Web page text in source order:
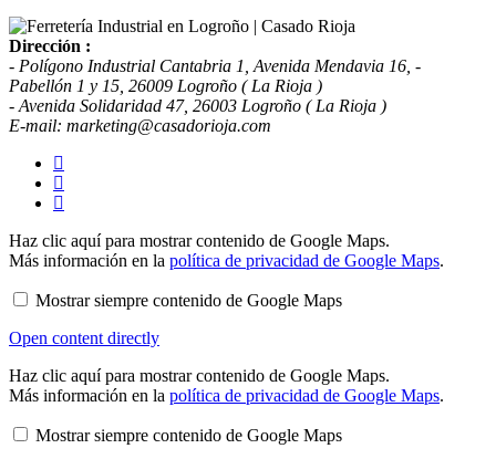
Dirección :
- Polígono Industrial Cantabria 1, Avenida Mendavia 16, -
Pabellón 1 y 15, 26009 Logroño ( La Rioja )
- Avenida Solidaridad 47, 26003 Logroño ( La Rioja )
E-mail: marketing@casadorioja.com
Mostrar
contenido
de
Google
Maps
Haz clic aquí para mostrar contenido de Google Maps.
Más información en la política de privacidad de Google Maps.
Mostrar siempre contenido de Google Maps
Open content directly
Mostrar
contenido
de
Google
Maps
Haz clic aquí para mostrar contenido de Google Maps.
Más información en la política de privacidad de Google Maps.
Mostrar siempre contenido de Google Maps